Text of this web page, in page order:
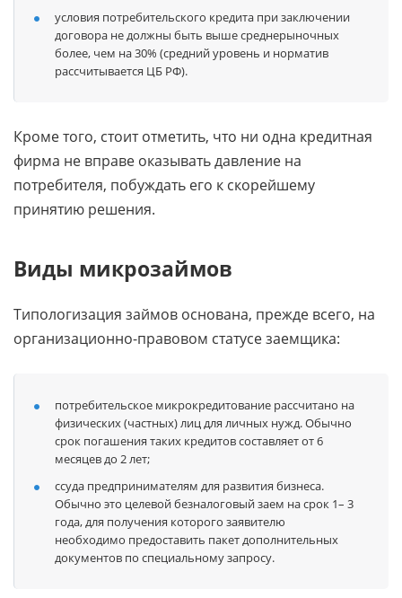
условия потребительского кредита при заключении
договора не должны быть выше среднерыночных
более, чем на 30% (средний уровень и норматив
рассчитывается ЦБ РФ).
Кроме того, стоит отметить, что ни одна кредитная
фирма не вправе оказывать давление на
потребителя, побуждать его к скорейшему
принятию решения.
Виды микрозаймов
Типологизация займов основана, прежде всего, на
организационно-правовом статусе заемщика:
потребительское микрокредитование рассчитано на
физических (частных) лиц для личных нужд. Обычно
срок погашения таких кредитов составляет от 6
месяцев до 2 лет;
ссуда предпринимателям для развития бизнеса.
Обычно это целевой безналоговый заем на срок 1– 3
года, для получения которого заявителю
необходимо предоставить пакет дополнительных
документов по специальному запросу.